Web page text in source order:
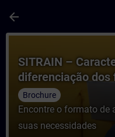
arrow_back
Course -
SITRAIN –
diferenciação dos
aprendizagem
Brochure
Encontre o formato de
suas necessidades